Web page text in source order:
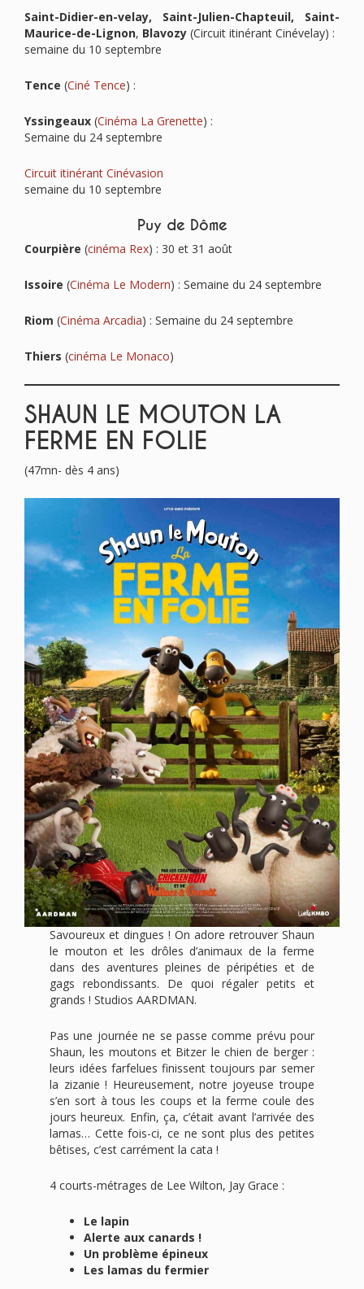
Saint-Didier-en-velay, Saint-Julien-Chapteuil, Saint-
Maurice-de-Lignon, Blavozy (Circuit itinérant Cinévelay) :
semaine du 10 septembre
Tence (Ciné Tence) :
Yssingeaux (Cinéma La Grenette) :
Semaine du 24 septembre
Circuit itinérant Cinévasion
semaine du 10 septembre
Puy de Dôme
Courpière (cinéma Rex) : 30 et 31 août
Issoire (Cinéma Le Modern) : Semaine du 24 septembre
Riom (Cinéma Arcadia) : Semaine du 24 septembre
Thiers (cinéma Le Monaco)
SHAUN LE MOUTON LA
FERME EN FOLIE
(47mn- dès 4 ans)
Savoureux et dingues ! On adore retrouver Shaun
le mouton et les drôles d’animaux de la ferme
dans des aventures pleines de péripéties et de
gags rebondissants. De quoi régaler petits et
grands ! Studios AARDMAN.
Pas une journée ne se passe comme prévu pour
Shaun, les moutons et Bitzer le chien de berger :
leurs idées farfelues finissent toujours par semer
la zizanie ! Heureusement, notre joyeuse troupe
s’en sort à tous les coups et la ferme coule des
jours heureux. Enfin, ça, c’était avant l’arrivée des
lamas… Cette fois-ci, ce ne sont plus des petites
bêtises, c’est carrément la cata !
4 courts-métrages de Lee Wilton, Jay Grace :
Le lapin
Alerte aux canards !
Un problème épineux
Les lamas du fermier